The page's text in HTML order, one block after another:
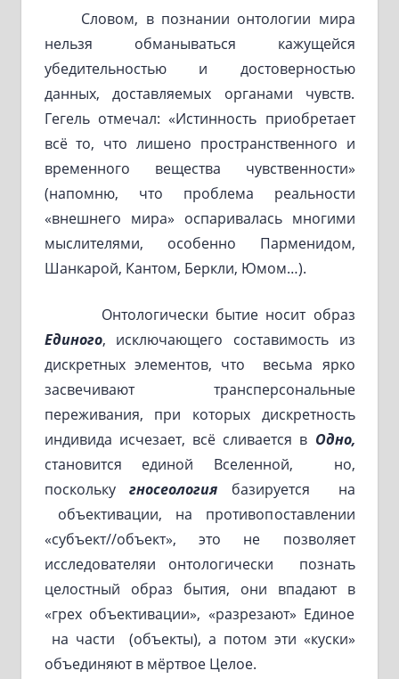
Словом, в познании онтологии мира
нельзя обманываться кажущейся
убедительностью и достоверностью
данных, доставляемых органами чувств.
Гегель отмечал: «Истинность приобретает
всё то, что лишено пространственного и
временного вещества чувственности»
(напомню, что проблема реальности
«внешнего мира» оспаривалась многими
мыслителями, особенно Парменидом,
Шанкарой, Кантом, Беркли, Юмом…).
Онтологически бытие носит образ
Единого, исключающего составимость из
дискретных элементов, что весьма ярко
засвечивают трансперсональные
переживания, при которых дискретность
индивида исчезает, всё сливается в Одно,
становится единой Вселенной, но,
посколькугносеология базируется на
объективации, на противопоставлении
«субъект//объект», это не позволяет
исследователяи онтологически познать
целостный образ бытия, они впадают в
«грех объективации», «разрезают» Единое
на части (объекты), а потом эти «куски»
объединяют в мёртвое Целое.